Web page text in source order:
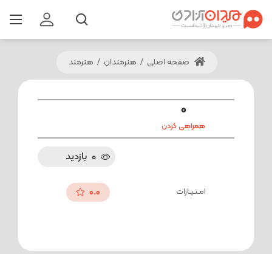
صفحه اصلی / هنرمندان / هنرمند
0
همراهی کردن
0 بازدید
امـتـیـازات 0.0